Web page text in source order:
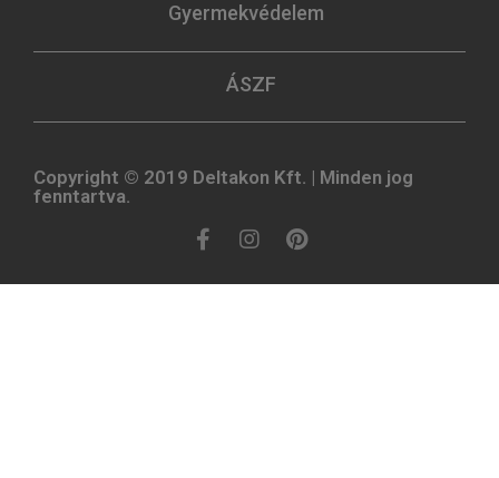
Gyermekvédelem
ÁSZF
Copyright © 2019 Deltakon Kft. | Minden jog
fenntartva.​